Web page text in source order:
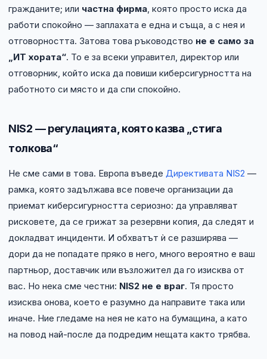
гражданите; или частна фирма , която просто иска да
работи спокойно — заплахата е една и съща, а с нея и
отговорността. Затова това ръководство не е само за
„ИТ хората“. То е за всеки управител, директор или
отговорник, който иска да повиши киберсигурността на
работното си място и да спи спокойно.
NIS2 — регулацията, която казва „стига
толкова“
Не сме сами в това. Европа въведе Директивата NIS2 —
рамка, която задължава все повече организации да
приемат киберсигурността сериозно: да управляват
рисковете, да се грижат за резервни копия, да следят и
докладват инциденти. И обхватът ѝ се разширява —
дори да не попадате пряко в него, много вероятно е ваш
партньор, доставчик или възложител да го изисква от
вас. Но нека сме честни: NIS2 не е враг. Тя просто
изисква онова, което е разумно да направите така или
иначе. Ние гледаме на нея не като на бумащина, а като
на повод най-после да подредим нещата както трябва.